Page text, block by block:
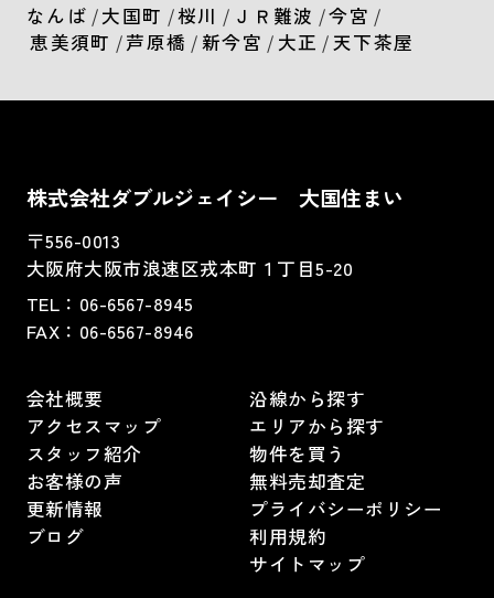
なんば /大国町 /桜川 / ＪＲ難波 /今宮 /
恵美須町 /芦原橋 /新今宮 / 大正 / 天下茶屋
株式会社ダブルジェイシー 大国住まい
〒556-0013
大阪府大阪市浪速区戎本町１丁目5-20
TEL： 06-6567-8945
FAX：06-6567-8946
会社概要
アクセスマップ
スタッフ紹介
お客様の声
更新情報
ブログ
沿線から探す
エリアから探す
物件を買う
無料売却査定
プライバシーポリシー
利用規約
サイトマップ